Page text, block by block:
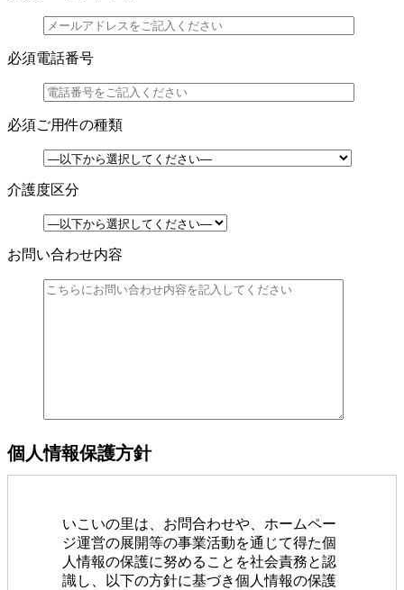
必須電話番号
必須ご用件の種類
介護度区分
お問い合わせ内容
個人情報保護方針
いこいの里は、お問合わせや、ホームペー
ジ運営の展開等の事業活動を通じて得た個
人情報の保護に努めることを社会責務と認
識し、以下の方針に基づき個人情報の保護